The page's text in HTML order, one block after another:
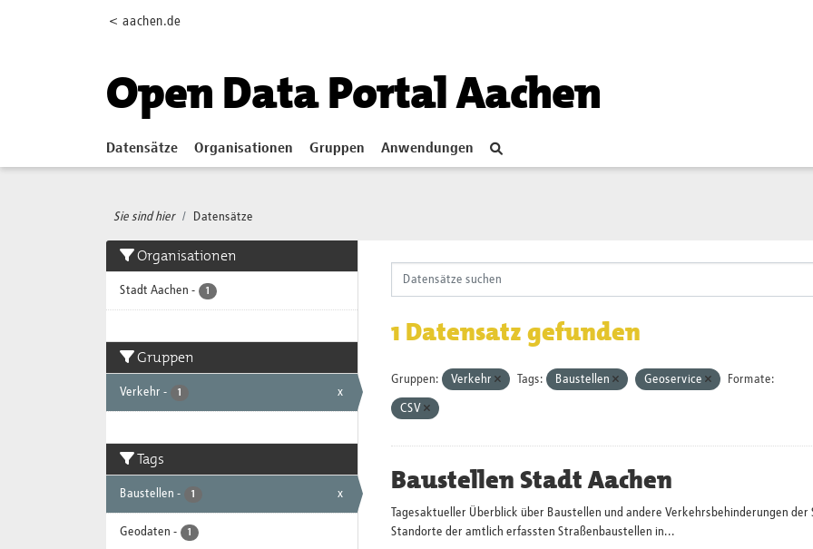
< aachen.de
Open Data Portal Aachen
Datensätze Organisationen Gruppen Anwendungen
Sie sind hier Datensätze
Organisationen
Stadt Aachen - 1
Gruppen
Verkehr - 1 x
Tags
Baustellen - 1 x
Geodaten - 1
1 Datensatz gefunden
Gruppen: Verkehr Tags: Baustellen Geoservice Formate:
CSV
Baustellen Stadt Aachen
Tagesaktueller Überblick über Baustellen und andere Verkehrsbehinderungen
Standorte der amtlich erfassten Straßenbaustellen in...